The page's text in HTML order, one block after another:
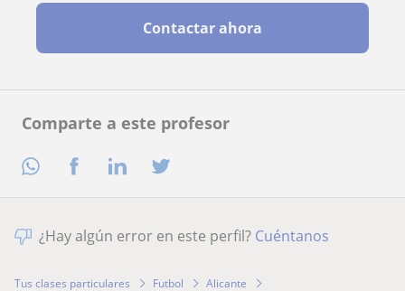
Comparte a este profesor
Contactar ahora
¿Hay algún error en este perfil? Cuéntanos
Tus clases particulares Futbol
Alicante